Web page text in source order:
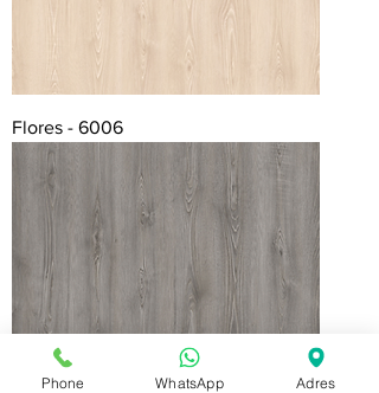
Flores - 6006
Phone WhatsApp Adres